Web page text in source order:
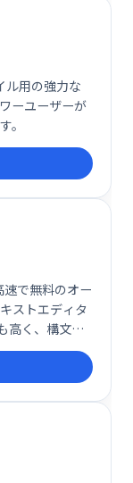
ル用の強力な
ーユーザーが
。
で無料のオー
ストエディタ
高く、構文解
も可能です。
グインでも